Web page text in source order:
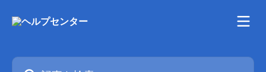
記事を検索...